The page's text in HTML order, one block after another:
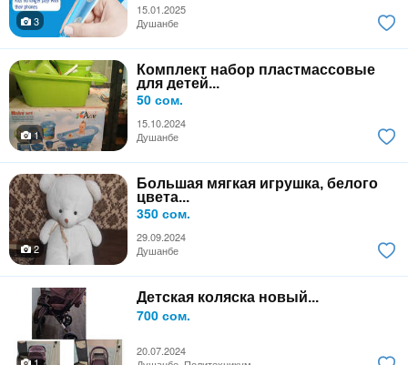
15.01.2025
3
Душанбе
Комплект набор пластмассовые
для детей...
50 сом.
15.10.2024
1
Душанбе
Большая мягкая игрушка, белого
цвета...
350 сом.
29.09.2024
2
Душанбе
Детская коляска новый...
700 сом.
20.07.2024
1